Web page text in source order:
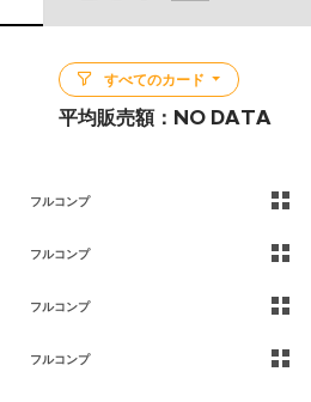
すべてのカード
平均販売額： NO DATA
フルコンプ
フルコンプ
フルコンプ
フルコンプ